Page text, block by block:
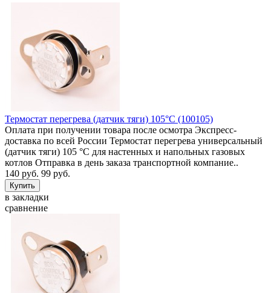
Термостат перегрева (датчик тяги) 105°C (100105)
Оплата при получении товара после осмотра Экспресс-
доставка по всей России Термостат перегрева универсальный
(датчик тяги) 105 °C для настенных и напольных газовых
котлов Отправка в день заказа транспортной компание..
140 руб. 99 руб.
в закладки
сравнение